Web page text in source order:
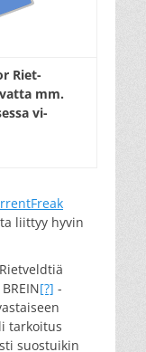
Riet-
mm.
vi-
liittyy hyvin
[?] -
tarkoitus
suostuikin